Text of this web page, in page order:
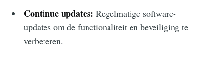
Continue updates: Regelmatige software-
updates om de functionaliteit en beveiliging te
verbeteren.